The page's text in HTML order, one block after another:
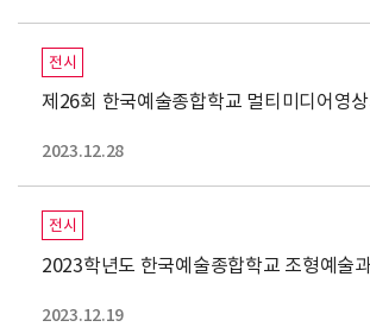
전시
제26회 한국예술종합학교 멀티미디어영
2023.12.28
전시
2023학년도 한국예술종합학교 조형예술
2023.12.19